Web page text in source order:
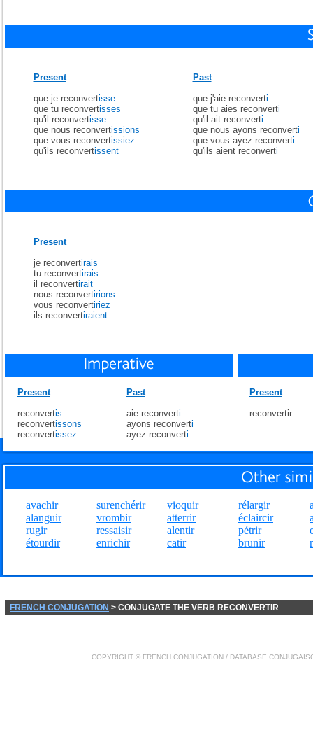
Present
que je reconvertisse
que tu reconvertisses
qu'il reconvertisse
que nous reconvertissions
que vous reconvertissiez
qu'ils reconvertissent
Past
que j'aie reconverti
que tu aies reconverti
qu'il ait reconverti
que nous ayons reconverti
que vous ayez reconverti
qu'ils aient reconverti
Present
je reconvertirais
tu reconvertirais
il reconvertirait
nous reconvertirions
vous reconvertiriez
ils reconvertiraient
Present
reconvertis
reconvertissons
reconvertissez
Past
aie reconverti
ayons reconverti
ayez reconverti
Present
reconvertir
avachir
alanguir
rugir
étourdir
surenchérir
vrombir
ressaisir
enrichir
vioquir
atterrir
alentir
catir
rélargir
éclaircir
pétrir
brunir
FRENCH CONJUGATION > CONJUGATE THE VERB RECONVERTIR
COPYRIGHT © FRENCH CONJUGATION / DATABASE